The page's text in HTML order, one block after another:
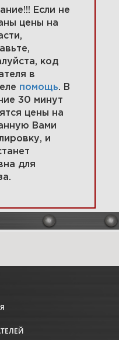
09K432-
Если не
цены на
код
в
помощь. В
30 минут
цены на
Вами
и
для